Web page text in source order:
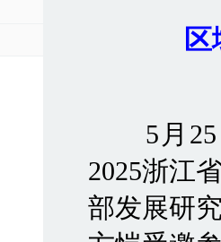
5月25
2025浙江
部发展研